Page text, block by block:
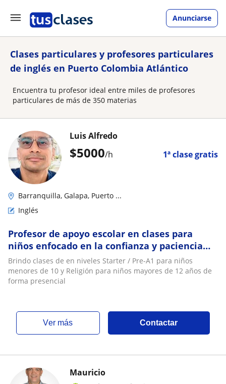
Anunciarse
Clases particulares y profesores particulares
de inglés en Puerto Colombia Atlántico
Encuentra tu profesor ideal entre miles de profesores
particulares de más de 350 materias
$5000/h 1ª clase gratis
Luis Alfredo
Barranquilla, Galapa, Puerto ...
Inglés
Profesor de apoyo escolar en clases para
niños enfocado en la confianza y paciencia
(Ideal para niños de primaria)
Brindo clases de en niveles Starter / Pre-A1 para niños
menores de 10 y Religión para niños mayores de 12 años de
forma presencial
ver más Contactar
Mauricio